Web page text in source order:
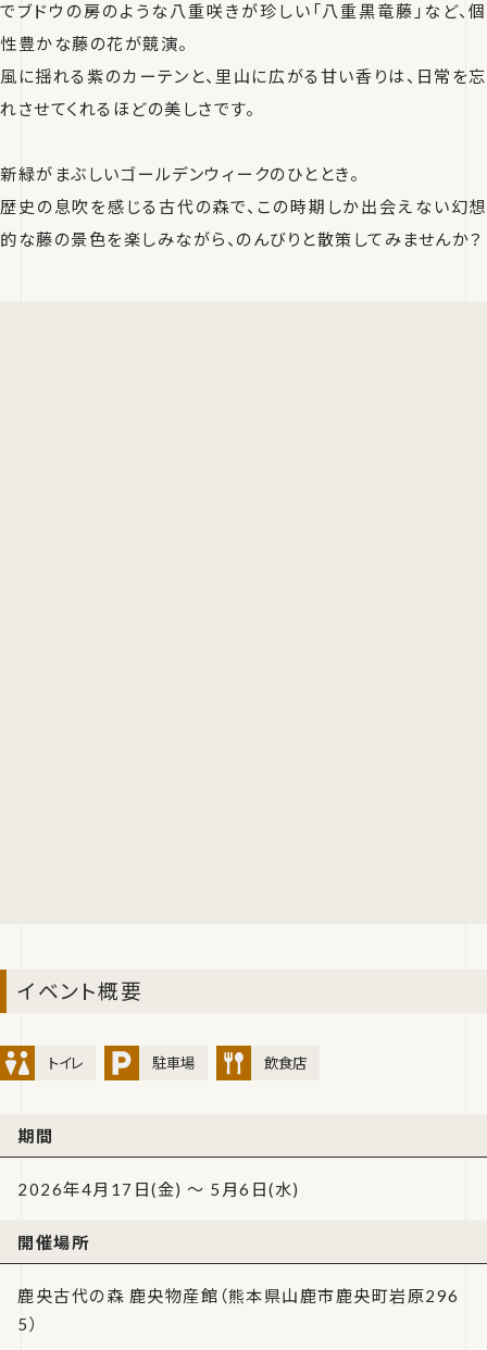
でブドウの房のような八重咲きが珍しい「八重黒竜藤」など、個
性豊かな藤の花が競演。
風に揺れる紫のカーテンと、里山に広がる甘い香りは、日常を忘
れさせてくれるほどの美しさです。
新緑がまぶしいゴールデンウィークのひととき。
歴史の息吹を感じる古代の森で、この時期しか出会えない幻想
的な藤の景色を楽しみながら、のんびりと散策してみませんか？
イベント概要
トイレ 駐車場 飲食店
期間
2026年4月17日(金) ～ 5月6日(水)
開催場所
鹿央古代の森 鹿央物産館（熊本県山鹿市鹿央町岩原296
5）